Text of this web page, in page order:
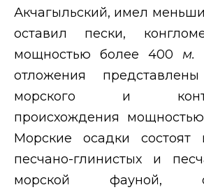
Акчагыльский, имел
оставил пески,
мощностью более 400 м.
отложения
морского и
происхождения
Морские осадки состоят
песчано-глинистых и
морской фауной,